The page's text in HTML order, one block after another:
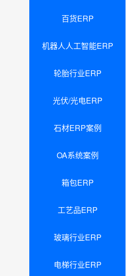
百货ERP
机器人人工智能ERP
轮胎行业ERP
光伏/光电ERP
石材ERP案例
OA系统案例
箱包ERP
工艺品ERP
玻璃行业ERP
电梯行业ERP